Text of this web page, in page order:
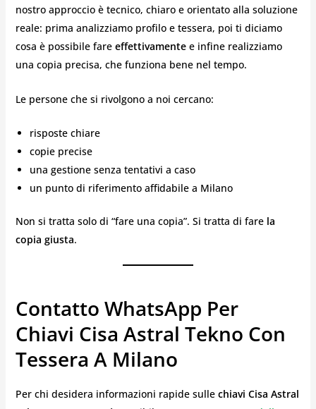
nostro approccio è tecnico, chiaro e orientato alla soluzione
reale: prima analizziamo profilo e tessera, poi ti diciamo
cosa è possibile fare effettivamentee infine realizziamo
una copia precisa, che funziona bene nel tempo.
Le persone che si rivolgono a noi cercano:
risposte chiare
copie precise
una gestione senza tentativi a caso
un punto di riferimento affidabile a Milano
Non si tratta solo di “fare una copia”. Si tratta di fare la
copia giusta.
Contatto WhatsApp Per
Chiavi Cisa Astral Tekno Con
Tessera A Milano
Per chi desidera informazioni rapide sulle chiavi Cisa Astral